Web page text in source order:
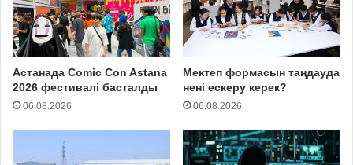
Астанада Comic Con Astana
2026 фестивалі басталды
06.08.2026
Мектеп формасын таңдауда
нені ескеру керек?
06.08.2026